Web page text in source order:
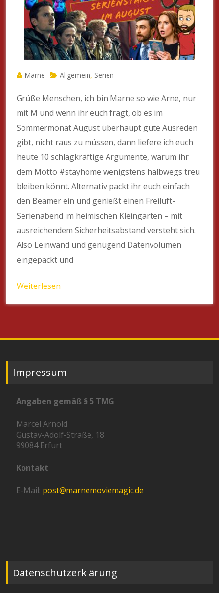
Marne Allgemein Serien
Grüße Menschen, ich bin Marne so wie Arne, nur
mit M und wenn ihr euch fragt, ob es im
Sommermonat August überhaupt gute Ausreden
gibt, nicht raus zu müssen, dann liefere ich euch
heute 10 schlagkräftige Argumente, warum ihr
dem Motto #stayhome wenigstens halbwegs treu
bleiben könnt. Alternativ packt ihr euch einfach
den Beamer ein und genießt einen Freiluft-
Serienabend im heimischen Kleingarten – mit
ausreichendem Sicherheitsabstand versteht sich.
Also Leinwand und genügend Datenvolumen
eingepackt und
Weiterlesen
Impressum
Angaben gemäß § 5 TMG
Marcel Arnold
Gustav-Adolf-Straße, 18
99084 Erfurt
Kontakt
E-Mail: post@marnemoviemagic.de
Datenschutzerklärung